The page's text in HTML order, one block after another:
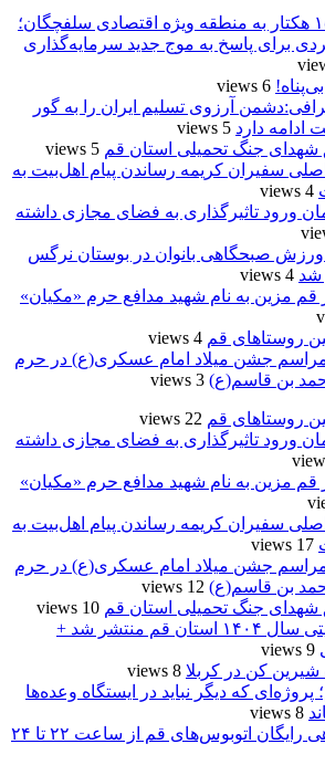
الحاق ۱۵۰۰ هکتار به منطقه ویژه اقتصادی سلفچگان؛
برای پاسخ به موج جدید سرمایه‌گذاری
6 views
آرزوی تسلیم ایران را به گور
ادامه دارد 5 views
شهدای جنگ تحمیلی استان قم 5 views
سفیران کریمه رساندن پیام اهل‌بیت به
4 views
ورود تاثیرگذاری به فضای مجازی داشته
ورزش صبحگاهی بانوان در بوستان نرگس
شد 4 views
قم مزین به نام شهید مدافع حرم «مکیان»
روستاهای قم 4 views
مراسم جشن میلاد امام عسکری(ع) در حرم
احمد بن قاسم(ع) 3 views
روستاهای قم 22 views
ورود تاثیرگذاری به فضای مجازی داشته
قم مزین به نام شهید مدافع حرم «مکیان»
سفیران کریمه رساندن پیام اهل‌بیت به
17 views
مراسم جشن میلاد امام عسکری(ع) در حرم
احمد بن قاسم(ع) 12 views
شهدای جنگ تحمیلی استان قم 10 views
نمایه جمعیتی سال ۱۴۰۴ استان قم منتشر شد +
9 views
کن در کربلا 8 views
که دیگر نباید در ایستگاه وعده‌ها
8 views
اتوبوس‌های قم از ساعت ۲۲ تا ۲۴